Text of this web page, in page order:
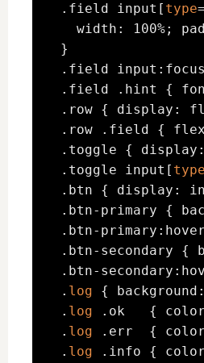
  .field input[
type=
width: 100%;
  }
.field
.field .hint {
.row { display:
.row .field {
.toggle {
  .toggle input[
type
.btn { display:
.btn-primary {
.btn-
.btn-secondary {
.btn-
  .
log {
  .
log .ok   {
  .
log .err  {
  .
log .info {